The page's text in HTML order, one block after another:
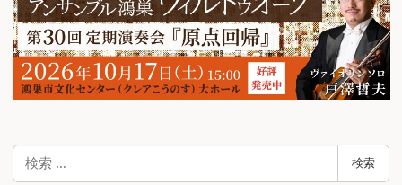
検
検索